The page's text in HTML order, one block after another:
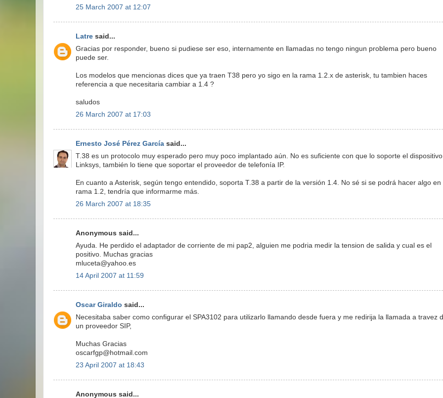
25 March 2007 at 12:07
Latre said...
Gracias por responder, bueno si pudiese ser eso, internamente en llamadas no tengo ningun problema pero bueno
puede ser.
Los modelos que mencionas dices que ya traen T38 pero yo sigo en la rama 1.2.x de asterisk, tu tambien haces
referencia a que necesitaria cambiar a 1.4 ?
saludos
26 March 2007 at 17:03
Ernesto José Pérez García said...
T.38 es un protocolo muy esperado pero muy poco implantado aún. No es suficiente con que lo soporte el dispositivo
Linksys, también lo tiene que soportar el proveedor de telefonía IP.
En cuanto a Asterisk, según tengo entendido, soporta T.38 a partir de la versión 1.4. No sé si se podrá hacer algo en
rama 1.2, tendría que informarme más.
26 March 2007 at 18:35
Anonymous said...
Ayuda. He perdido el adaptador de corriente de mi pap2, alguien me podria medir la tension de salida y cual es el
positivo. Muchas gracias
mluceta@yahoo.es
14 April 2007 at 11:59
Oscar Giraldo said...
Necesitaba saber como configurar el SPA3102 para utilizarlo llamando desde fuera y me redirija la llamada a travez
un proveedor SIP,
Muchas Gracias
oscarfgp@hotmail.com
23 April 2007 at 18:43
Anonymous said...